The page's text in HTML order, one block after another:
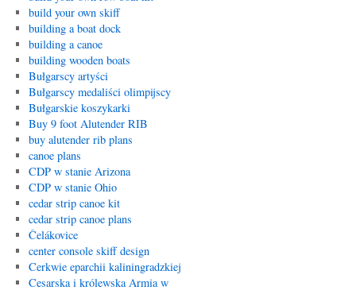
build your own skiff
building a boat dock
building a canoe
building wooden boats
Bułgarscy artyści
Bułgarscy medaliści olimpijscy
Bułgarskie koszykarki
Buy 9 foot Alutender RIB
buy alutender rib plans
canoe plans
CDP w stanie Arizona
CDP w stanie Ohio
cedar strip canoe kit
cedar strip canoe plans
Čelákovice
center console skiff design
Cerkwie eparchii kaliningradzkiej
Cesarska i królewska Armia w